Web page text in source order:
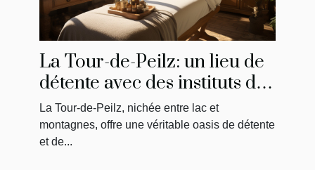
La Tour-de-Peilz: un lieu de
détente avec des instituts de
massage uniques
La Tour-de-Peilz, nichée entre lac et
montagnes, offre une véritable oasis de détente
et de...